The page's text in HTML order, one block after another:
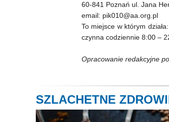
60-841 Poznań ul. Jana
email: pik010@aa.org.pl
To miejsce w którym
czynna codziennie 8:00 –
Opracowanie redakcyjne
SZLACHETNE